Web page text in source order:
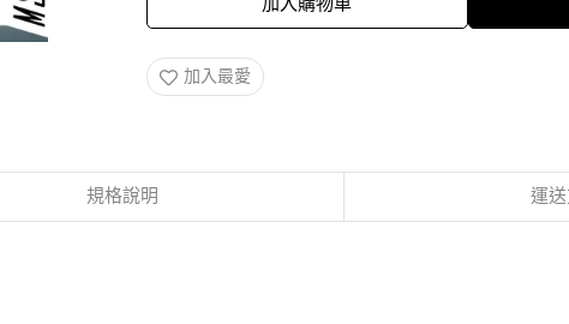
加入最愛
規格說明 運